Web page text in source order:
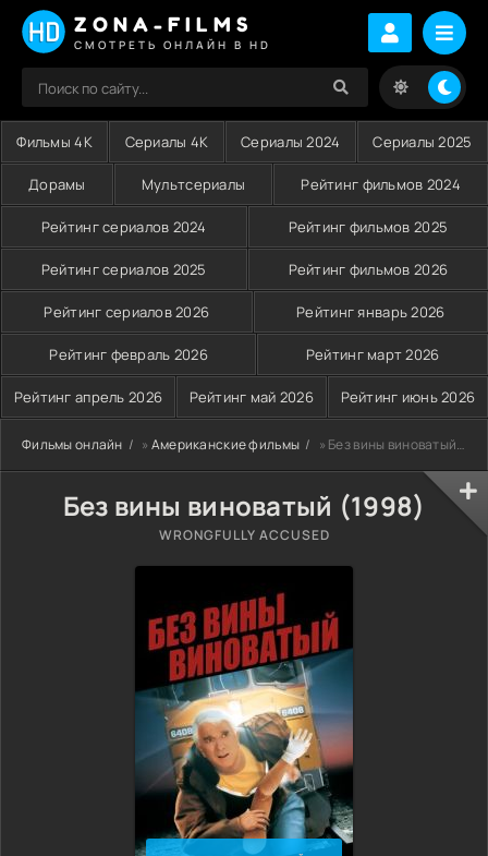
ZONA-FILMS
СМОТРЕТЬ ОНЛАЙН В HD
Фильмы 4K Сериалы 4K Сериалы 2024 Сериалы 2025
Дорамы Мультсериалы Рейтинг фильмов 2024
Рейтинг сериалов 2024 Рейтинг фильмов 2025
Рейтинг сериалов 2025 Рейтинг фильмов 2026
Рейтинг сериалов 2026 Рейтинг январь 2026
Рейтинг февраль 2026 Рейтинг март 2026
Рейтинг апрель 2026 Рейтинг май 2026 Рейтинг июнь 2026
Фильмы онлайн » Американские фильмы » Без вины виноватый (1998)
Без вины виноватый (1998)
WRONGFULLY ACCUSED